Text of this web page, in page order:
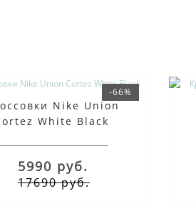
-66%
Nike Union
White Black
5990 руб.
17690 руб.